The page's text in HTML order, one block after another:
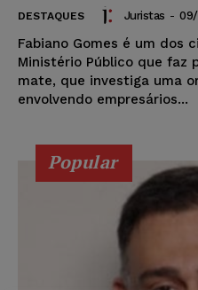
DESTAQUES Juristas -
Fabiano Gomes é um dos
Ministério Público que faz
mate, que investiga uma
envolvendo empresários...
Popular